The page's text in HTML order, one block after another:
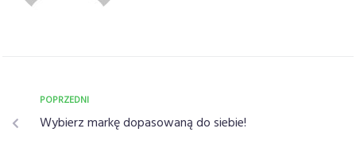
POPRZEDNI
Wybierz markę dopasowaną do siebie!